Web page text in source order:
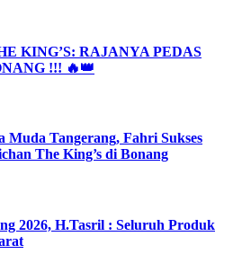
KING’S: RAJANYA PEDAS
!!! 🔥👑
Muda Tangerang, Fahri Sukses
The King’s di Bonang
2026, H.Tasril : Seluruh Produk